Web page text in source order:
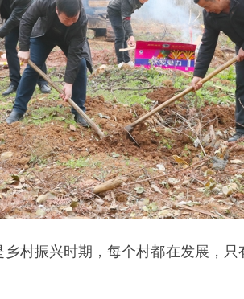
村振兴时期，每个村都在发展，